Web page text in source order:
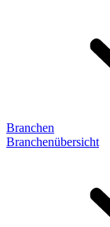
Branchen
Branchenübersicht